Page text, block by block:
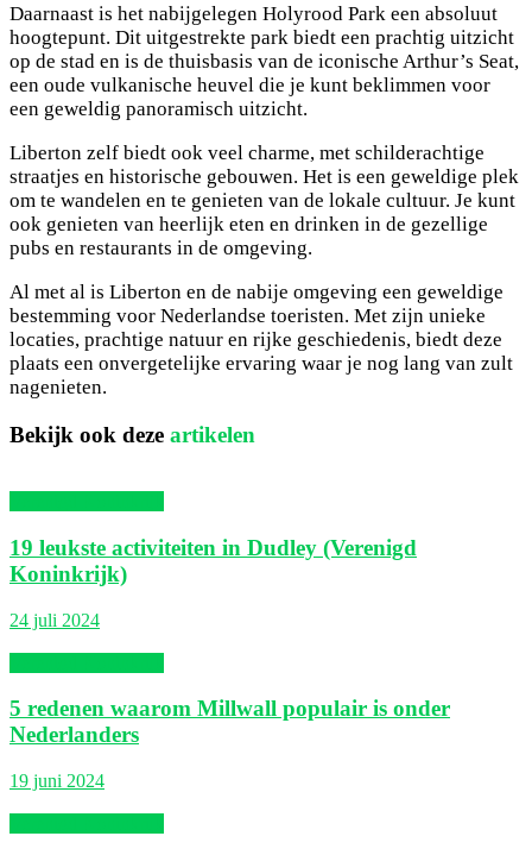
Daarnaast is het nabijgelegen Holyrood Park een absoluut
hoogtepunt. Dit uitgestrekte park biedt een prachtig uitzicht
op de stad en is de thuisbasis van de iconische Arthur’s Seat,
een oude vulkanische heuvel die je kunt beklimmen voor
een geweldig panoramisch uitzicht.
Liberton zelf biedt ook veel charme, met schilderachtige
straatjes en historische gebouwen. Het is een geweldige plek
om te wandelen en te genieten van de lokale cultuur. Je kunt
ook genieten van heerlijk eten en drinken in de gezellige
pubs en restaurants in de omgeving.
Al met al is Liberton en de nabije omgeving een geweldige
bestemming voor Nederlandse toeristen. Met zijn unieke
locaties, prachtige natuur en rijke geschiedenis, biedt deze
plaats een onvergetelijke ervaring waar je nog lang van zult
nagenieten.
Bekijk ook deze artikelen
19 leukste activiteiten in Dudley (Verenigd
Koninkrijk)
24 juli 2024
5 redenen waarom Millwall populair is onder
Nederlanders
19 juni 2024